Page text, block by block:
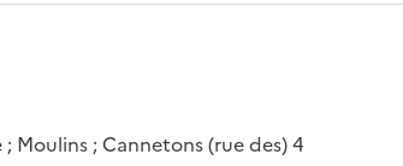
; Moulins ; Cannetons (rue des) 4